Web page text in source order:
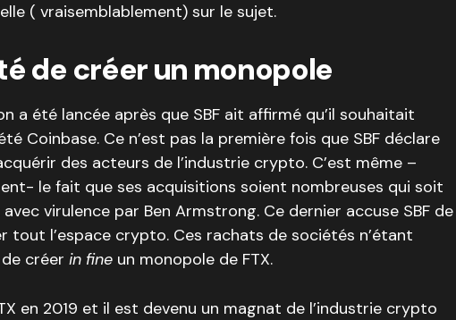
( vraisemblablement) sur le sujet.
de créer un monopole
a été lancée après que SBF ait affirmé qu’il souhaitait
Coinbase. Ce n’est pas la première fois que SBF déclare
des acteurs de l’industrie crypto. C’est même –
le fait que ses acquisitions soient nombreuses qui soit
virulence par Ben Armstrong. Ce dernier accuse SBF de
tout l’espace crypto. Ces rachats de sociétés n’étant
créer in fine un monopole de FTX.
en 2019 et il est devenu un magnat de l’industrie crypto